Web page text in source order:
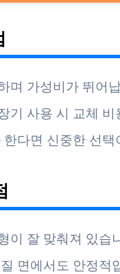
며 가성비가 뛰어
기 사용 시 교체 비
다면 신중한 선택
이 잘 맞춰져 있습
면에서도 안정적